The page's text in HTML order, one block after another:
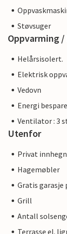
Støvsuger
Oppvarming /
Helårsisolert.
Elektrisk
Vedovn
Energi
Ventilator : 3
Utenfor
Privat
Hagemøbler
Gratis garasje
Grill
Antall
Terrasse el.